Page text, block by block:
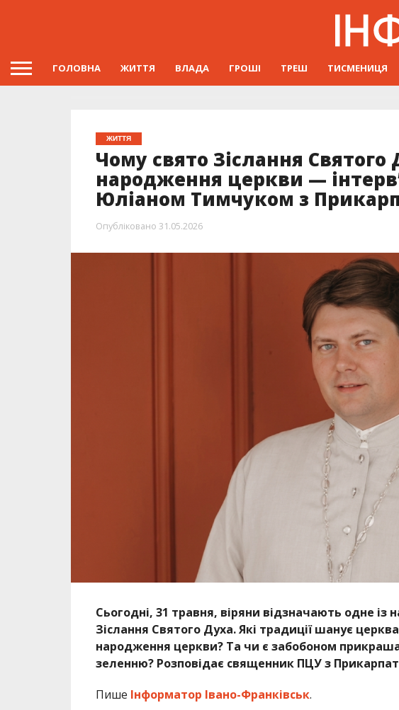
ГОЛОВНА ЖИТТЯ ВЛАДА ГРОШІ ТРЕШ ТИСМЕНИЦЯ
ЖИТТЯ
Чому свято Зіслання
народження церкви —
Юліаном Тимчуком з
Опубліковано 31.05.2026
Сьогодні, 31 травня, віряни відзначають одне
Зіслання Святого Духа. Які традиції шанує
народження церкви? Та чи є забобоном
зеленню? Розповідає священник ПЦУ з
Пише Інформатор Івано-Франківськ.